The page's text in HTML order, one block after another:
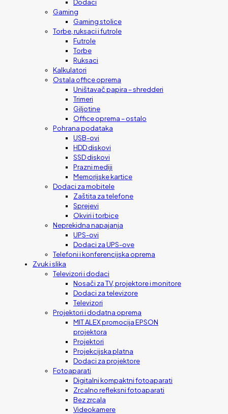
Dodaci
Gaming
Gaming stolice
Torbe, ruksaci i futrole
Futrole
Torbe
Ruksaci
Kalkulatori
Ostala office oprema
Uništavač papira – shredderi
Trimeri
Giljotine
Office oprema – ostalo
Pohrana podataka
USB-ovi
HDD diskovi
SSD diskovi
Prazni mediji
Memorijske kartice
Dodaci za mobitele
Zaštita za telefone
Sprejevi
Okviri i torbice
Neprekidna napajanja
UPS-ovi
Dodaci za UPS-ove
Telefoni i konferencijska oprema
Zvuk i slika
Televizori i dodaci
Nosači za TV, projektore i monitore
Dodaci za televizore
Televizori
Projektori i dodatna oprema
MIT ALEX promocija EPSON
projektora
Projektori
Projekcijska platna
Dodaci za projektore
Fotoaparati
Digitalni kompaktni fotoaparati
Zrcalno refleksni fotoaparati
Bez zrcala
Videokamere